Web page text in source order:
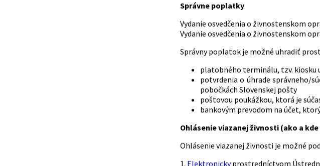
Správne poplatky
Vydanie osvedčenia o živnostenskom
Vydanie osvedčenia o živnostenskom
Správny poplatok je možné uhradiť
platobného terminálu, tzv. kiosku
potvrdenia o úhrade správneho/
pobočkách Slovenskej pošty
poštovou poukážkou, ktorá je
bankovým prevodom na účet,
Ohlásenie viazanej živnosti (ako a
Ohlásenie viazanej živnosti je možné
1. Elektronickyprostredníctvom